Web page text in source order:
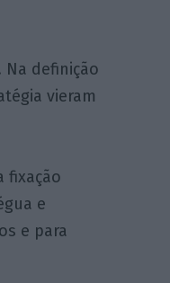
definição
vieram
fixação
e
e para